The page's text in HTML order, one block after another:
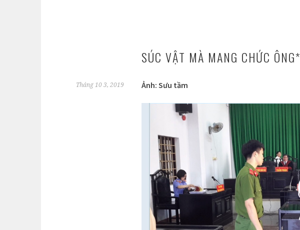
SÚC VẬT MÀ MANG CHỨC ÔNG*
Tháng 10 3, 2019 Ảnh: Sưu tầm